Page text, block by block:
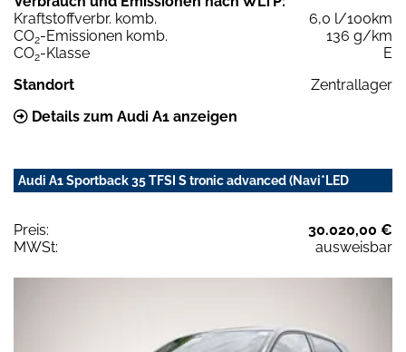
Kraftstoffverbr. komb.
6,0 l/100km
CO2-Emissionen komb.
136 g/km
CO2-Klasse
E
Standort
Zentrallager
Details zum Audi A1 anzeigen
Audi A1 Sportback 35 TFSI S tronic advanced (Navi*LED
Preis:
30.020,00 €
MWSt:
ausweisbar